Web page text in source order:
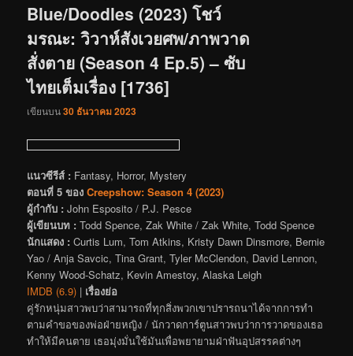
Blue/Doodles (2023) โชว์
มรณะ: วิวาห์สังเวยศพ/ภาพวาด
สั่งตาย (Season 4 Ep.5) – ซับ
ไทยเต็มเรื่อง [1736]
เขียนบน30 ธันวาคม 2023
แนวซีรีส์ : Fantasy, Horror, Mystery
ตอนที่ 5 ของCreepshow: Season 4 (2023)
ผู้กำกับ : John Esposito / P.J. Pesce
ผู้เขียนบท : Todd Spence, Zak White / Zak White, Todd Spence
นักแสดง : Curtis Lum, Tom Atkins, Kristy Dawn Dinsmore, Bernie
Yao / Anja Savcic, Tina Grant, Tyler McClendon, David Lennon,
Kenny Wood-Schatz, Kevin Amestoy, Alaska Leigh
IMDB (6.9) | เรื่องย่อ
คู่รักหนุ่มสาวพบว่าสามารถที่ทุกสิ่งพวกเขาปรารถนาได้จากการทำ
ตามคำขอของพ่อฝ่ายหญิง / นักวาดการ์ตูนสาวพบว่าการวาดของเธอ
ทำให้มีคนตาย เธอมุ่งมั่นใช้มันเพื่อพยายามฝ่าฟันอุปสรรคต่างๆ